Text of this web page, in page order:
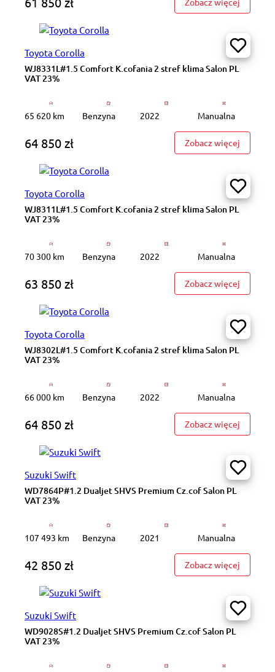
Toyota Corolla
WJ8331L#1.5 Comfort K.cofania 2 stref klima Salon PL
VAT 23%
65 620 km Benzyna 2022 Manualna
64 850 zł Zobacz więcej
Toyota Corolla
WJ8311L#1.5 Comfort K.cofania 2 stref klima Salon PL
VAT 23%
70 300 km Benzyna 2022 Manualna
63 850 zł Zobacz więcej
Toyota Corolla
WJ8302L#1.5 Comfort K.cofania 2 stref klima Salon PL
VAT 23%
66 000 km Benzyna 2022 Manualna
64 850 zł Zobacz więcej
Suzuki Swift
WD7864P#1.2 Dualjet SHVS Premium Cz.cof Salon PL
VAT 23%
107 493 km Benzyna 2021 Manualna
42 850 zł Zobacz więcej
Suzuki Swift
WD9028S#1.2 Dualjet SHVS Premium Cz.cof Salon PL
VAT 23%